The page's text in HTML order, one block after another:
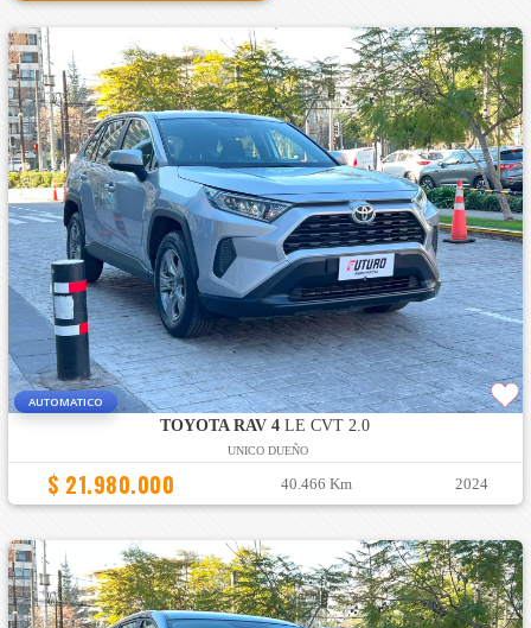
AUTOMATICO
TOYOTA RAV 4 LE CVT 2.0
UNICO DUEÑO
$ 21.980.000 40.466 Km 2024